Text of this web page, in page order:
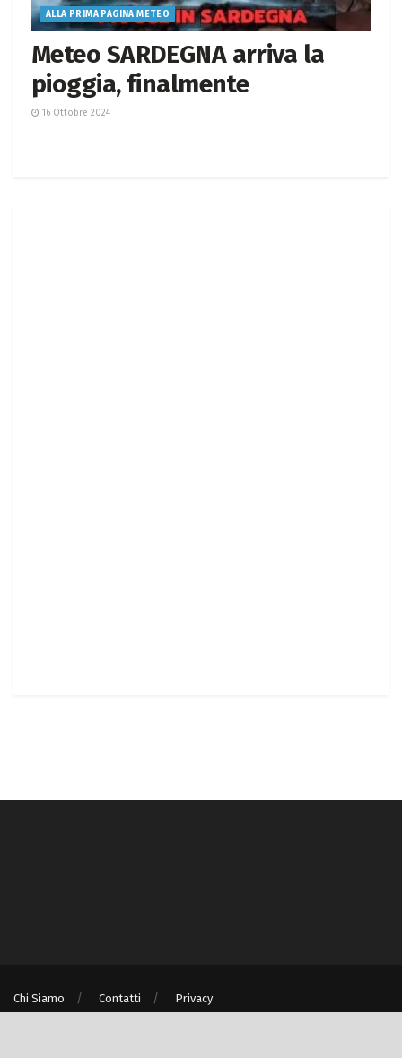
ALLA PRIMA PAGINA METEO
Meteo SARDEGNA arriva la
pioggia, finalmente
16 Ottobre 2024
Chi Siamo Contatti Privacy